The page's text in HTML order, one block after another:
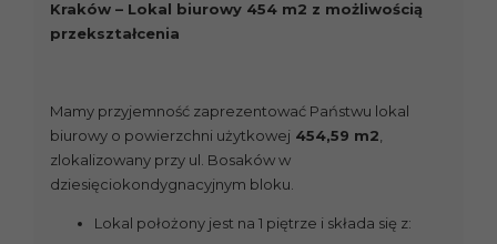
Kraków – Lokal biurowy 454 m2 z możliwością
przekształcenia
Mamy przyjemność zaprezentować Państwu lokal
biurowy o powierzchni użytkowej 454,59 m2
zlokalizowany przy ul. Bosaków w
dziesięciokondygnacyjnym bloku.
Lokal położony jest na 1 piętrze i składa się z: